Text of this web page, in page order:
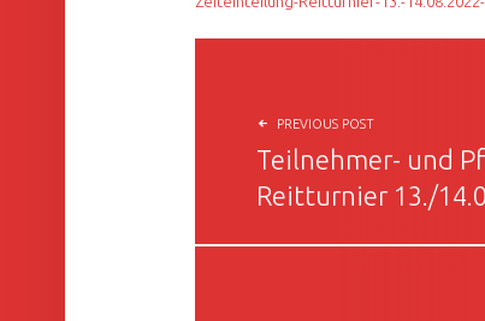
PREVIOUS POST
Teilnehmer- und
Reitturnier 13./